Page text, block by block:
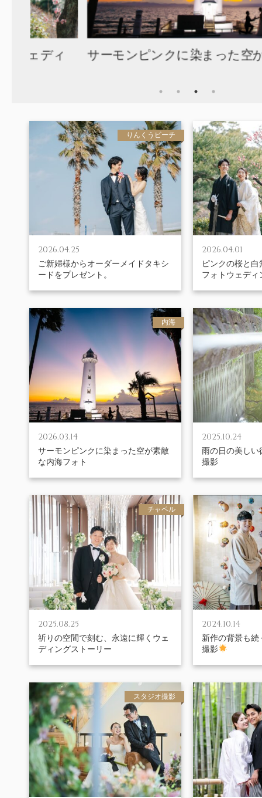
サーモンピンクに染まった空が素敵な
2026.04.25
ご新婦様からオーダーメイドタキシ
ードをプレゼント。
りんくうビーチ
2026.04.01
ピンクの桜と
フォトウェディ
2026.03.14
サーモンピンクに染まった空が素敵
な内海フォト
内海
2025.10.24
雨の日の美しい
撮影
2025.08.25
祈りの空間で刻む、永遠に輝くウェ
ディングストーリー
チャペル
2024.10.14
新作の背景も
撮影
スタジオ撮影